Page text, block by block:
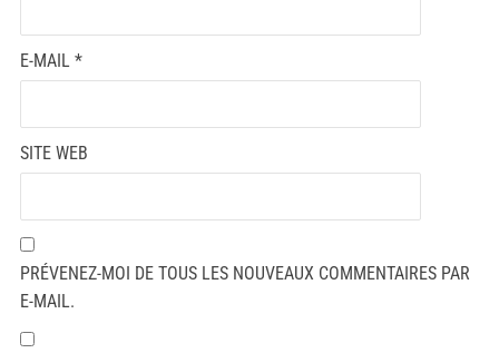
E-MAIL *
SITE WEB
PRÉVENEZ-MOI DE TOUS LES NOUVEAUX COMMENTAIRES PAR
E-MAIL.